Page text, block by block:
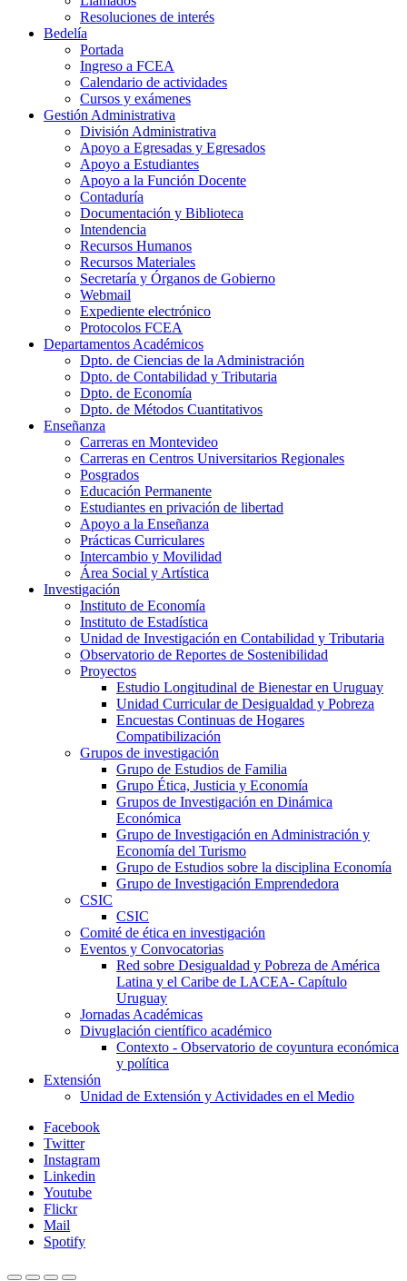
Resoluciones de interés
Bedelía
Portada
Ingreso a FCEA
Calendario de actividades
Cursos y exámenes
Gestión Administrativa
División Administrativa
Apoyo a Egresadas y Egresados
Apoyo a Estudiantes
Apoyo a la Función Docente
Contaduría
Documentación y Biblioteca
Intendencia
Recursos Humanos
Recursos Materiales
Secretaría y Órganos de Gobierno
Webmail
Expediente electrónico
Protocolos FCEA
Departamentos Académicos
Dpto. de Ciencias de la Administración
Dpto. de Contabilidad y Tributaria
Dpto. de Economía
Dpto. de Métodos Cuantitativos
Enseñanza
Carreras en Montevideo
Carreras en Centros Universitarios Regionales
Posgrados
Educación Permanente
Estudiantes en privación de libertad
Apoyo a la Enseñanza
Prácticas Curriculares
Intercambio y Movilidad
Área Social y Artística
Investigación
Instituto de Economía
Instituto de Estadística
Unidad de Investigación en Contabilidad y Tributaria
Observatorio de Reportes de Sostenibilidad
Proyectos
Estudio Longitudinal de Bienestar en Uruguay
Unidad Curricular de Desigualdad y Pobreza
Encuestas Continuas de Hogares
Compatibilización
Grupos de investigación
Grupo de Estudios de Familia
Grupo Ética, Justicia y Economía
Grupos de Investigación en Dinámica
Económica
Grupo de Investigación en Administración y
Economía del Turismo
Grupo de Estudios sobre la disciplina Economía
Grupo de Investigación Emprendedora
CSIC
CSIC
Comité de ética en investigación
Eventos y Convocatorias
Red sobre Desigualdad y Pobreza de América
Latina y el Caribe de LACEA- Capítulo
Uruguay
Jornadas Académicas
Divuglación científico académico
Contexto - Observatorio de coyuntura económica
y política
Extensión
Unidad de Extensión y Actividades en el Medio
Facebook
Twitter
Instagram
Linkedin
Youtube
Flickr
Mail
Spotify